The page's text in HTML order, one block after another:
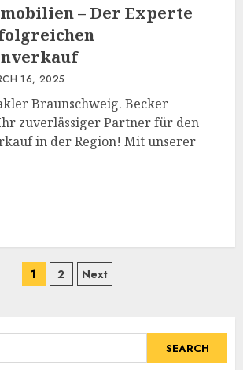
– Der Experte
16, 2025
Braunschweig. Becker
zuverlässiger Partner für den
in der Region! Mit unserer
Posts
1 2 Next